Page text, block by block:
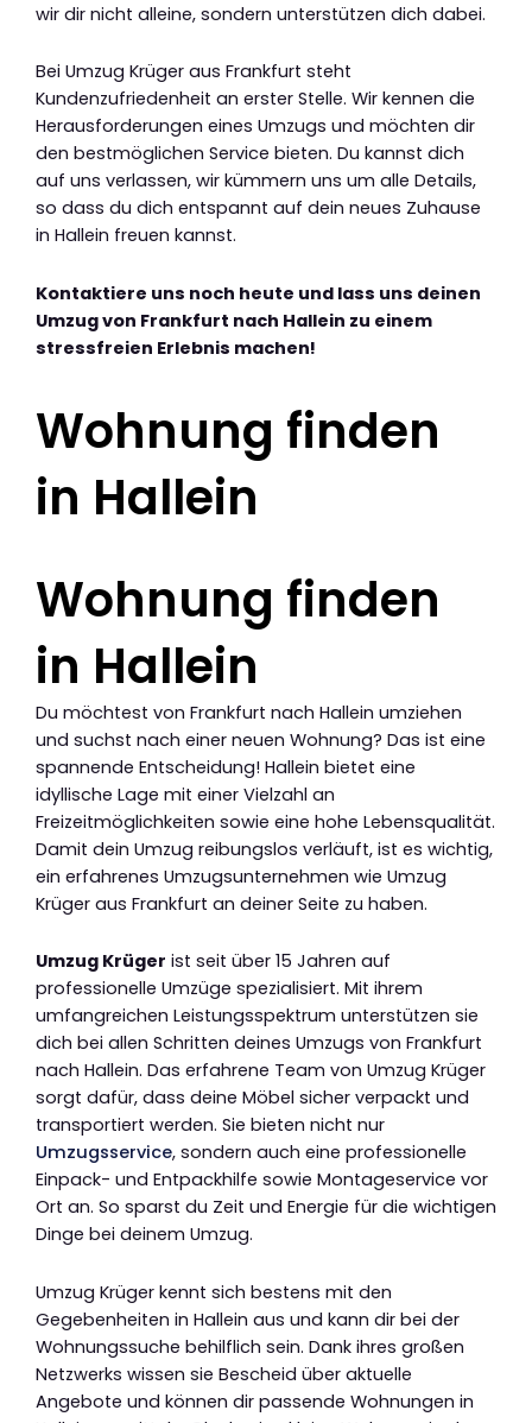
wir dir nicht alleine, sondern unterstützen dich dabei.
Bei Umzug Krüger aus Frankfurt steht
Kundenzufriedenheit an erster Stelle. Wir kennen die
Herausforderungen eines Umzugs und möchten dir
den bestmöglichen Service bieten. Du kannst dich
auf uns verlassen, wir kümmern uns um alle Details,
so dass du dich entspannt auf dein neues Zuhause
in Hallein freuen kannst.
Kontaktiere uns noch heute und lass uns deinen
Umzug von Frankfurt nach Hallein zu einem
stressfreien Erlebnis machen!
Wohnung finden
in Hallein
Wohnung finden
in Hallein
Du möchtest von Frankfurt nach Hallein umziehen
und suchst nach einer neuen Wohnung? Das ist eine
spannende Entscheidung! Hallein bietet eine
idyllische Lage mit einer Vielzahl an
Freizeitmöglichkeiten sowie eine hohe Lebensqualität.
Damit dein Umzug reibungslos verläuft, ist es wichtig,
ein erfahrenes Umzugsunternehmen wie Umzug
Krüger aus Frankfurt an deiner Seite zu haben.
Umzug Krüger ist seit über 15 Jahren auf
professionelle Umzüge spezialisiert. Mit ihrem
umfangreichen Leistungsspektrum unterstützen sie
dich bei allen Schritten deines Umzugs von Frankfurt
nach Hallein. Das erfahrene Team von Umzug Krüger
sorgt dafür, dass deine Möbel sicher verpackt und
transportiert werden. Sie bieten nicht nur
Umzugsservice, sondern auch eine professionelle
Einpack- und Entpackhilfe sowie Montageservice vor
Ort an. So sparst du Zeit und Energie für die wichtigen
Dinge bei deinem Umzug.
Umzug Krüger kennt sich bestens mit den
Gegebenheiten in Hallein aus und kann dir bei der
Wohnungssuche behilflich sein. Dank ihres großen
Netzwerks wissen sie Bescheid über aktuelle
Angebote und können dir passende Wohnungen in